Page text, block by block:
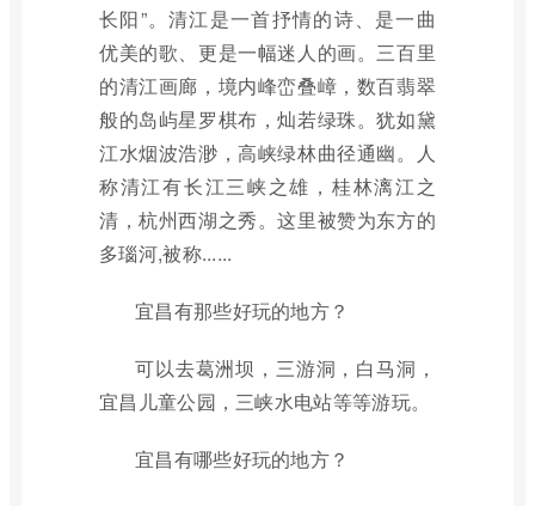
长阳”。清江是一首抒情的诗、是一曲
优美的歌、更是一幅迷人的画。三百里
的清江画廊，境内峰峦叠嶂，数百翡翠
般的岛屿星罗棋布，灿若绿珠。犹如黛
江水烟波浩渺，高峡绿林曲径通幽。人
称清江有长江三峡之雄，桂林漓江之
清，杭州西湖之秀。这里被赞为东方的
多瑙河,被称......
宜昌有那些好玩的地方？
可以去葛洲坝，三游洞，白马洞，
宜昌儿童公园，三峡水电站等等游玩。
宜昌有哪些好玩的地方？